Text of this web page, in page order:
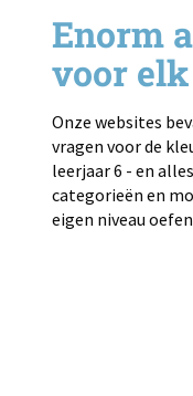
Enorm
voor
Onze websites
vragen voor de
leerjaar 6 - en
categorieën en
eigen niveau